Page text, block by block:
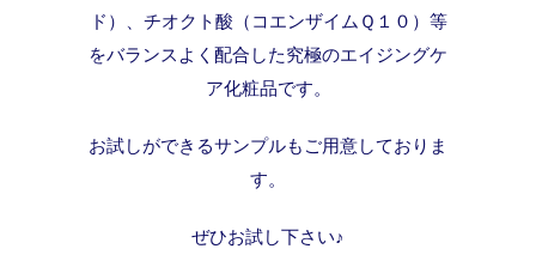
ド）、チオクト酸（コエンザイムＱ１０）等
をバランスよく配合した究極のエイジングケ
ア化粧品です。
お試しができるサンプルもご用意しておりま
す。
ぜひお試し下さい♪